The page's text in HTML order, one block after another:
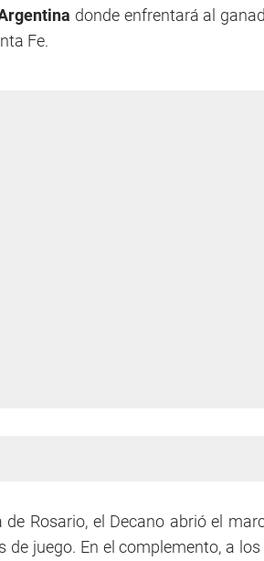
donde enfrentará al
Fe.
Rosario, el Decano abrió el
de juego. En el complemento, a